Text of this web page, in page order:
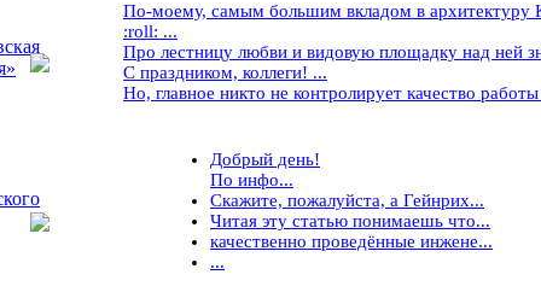
По-моему, самым большим вкладом в архитектуру
:roll: ...
Про лестницу любви и видовую площадку над ней
С праздником, коллеги! ...
Но, главное никто не контролирует качество
Добрый день!
По инфо...
Скажите, пожалуйста, а Гейнрих...
Читая эту статью понимаешь что...
качественно проведённые инжене...
...